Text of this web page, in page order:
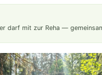
darf mit zur Reha —